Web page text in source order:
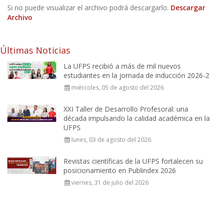
Si no puede visualizar el archivo podrá descargarlo. Descargar
Archivo
Últimas Noticias
La UFPS recibió a más de mil nuevos
estudiantes en la jornada de inducción 2026-2
miércoles, 05 de agosto del 2026
XXI Taller de Desarrollo Profesoral: una
década impulsando la calidad académica en la
UFPS
lunes, 03 de agosto del 2026
Revistas científicas de la UFPS fortalecen su
posicionamiento en Publindex 2026
viernes, 31 de julio del 2026